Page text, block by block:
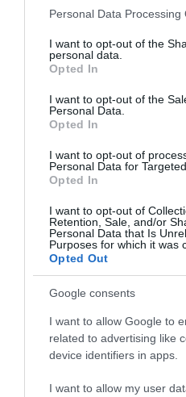
Please note that this website/
not limited to your visit or
grant or deny consent to
use your data for below
consent section.
Personal Data Processing
I want to opt-out of the
personal data.
Opted In
I want to opt-out of the
Personal Data.
Opted In
I want to opt-out of
Personal Data for
Opted In
I want to opt-out of
Retention, Sale, and/or
Personal Data that Is
Purposes for which it was
Opted Out
Google consents
I want to allow Google to
related to advertising like
device identifiers in apps.
I want to allow my user
valamelyikén.
Ne maradjon le a
bennünket az EGRI
VISSZA A FŐOLDALRA
Legfrissebb híreink